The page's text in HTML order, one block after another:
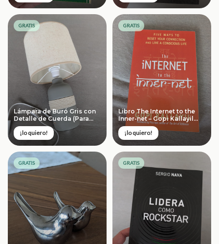
GRATIS
Lámpara de Buró Gris con
Detalle de Cuerda (Para
reparar)
¡lo quiero!
GRATIS
Libro The Internet to the
Inner-net – Gopi Kallayil
(Inglés)
¡lo quiero!
GRATIS GRATIS